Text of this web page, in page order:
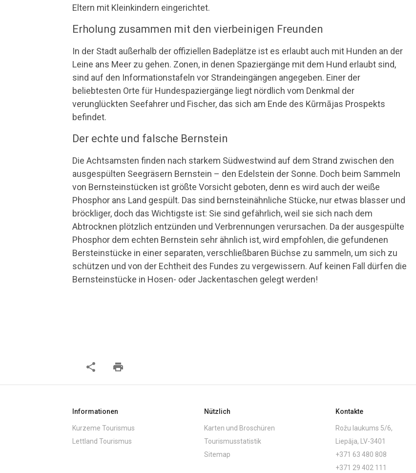
Eltern mit Kleinkindern eingerichtet.
Erholung zusammen mit den vierbeinigen Freunden
In der Stadt außerhalb der offiziellen Badeplätze ist es erlaubt auch mit Hunden an der
Leine ans Meer zu gehen. Zonen, in denen Spaziergänge mit dem Hund erlaubt sind,
sind auf den Informationstafeln vor Strandeingängen angegeben. Einer der
beliebtesten Orte für Hundespaziergänge liegt nördlich vom Denkmal der
verunglückten Seefahrer und Fischer, das sich am Ende des Kūrmājas Prospekts
befindet.
Der echte und falsche Bernstein
Die Achtsamsten finden nach starkem Südwestwind auf dem Strand zwischen den
ausgespülten Seegräsern Bernstein – den Edelstein der Sonne. Doch beim Sammeln
von Bernsteinstücken ist größte Vorsicht geboten, denn es wird auch der weiße
Phosphor ans Land gespült. Das sind bernsteinähnliche Stücke, nur etwas blasser und
bröckliger, doch das Wichtigste ist: Sie sind gefährlich, weil sie sich nach dem
Abtrocknen plötzlich entzünden und Verbrennungen verursachen. Da der ausgespülte
Phosphor dem echten Bernstein sehr ähnlich ist, wird empfohlen, die gefundenen
Bersteinstücke in einer separaten, verschließbaren Büchse zu sammeln, um sich zu
schützen und von der Echtheit des Fundes zu vergewissern. Auf keinen Fall dürfen die
Bernsteinstücke in Hosen- oder Jackentaschen gelegt werden!
share print
Informationen
Kurzeme Tourismus
Lettland Tourismus
Nützlich
Karten und Broschüren
Tourismusstatistik
Sitemap
Kontakte
Rožu laukums 5/6,
Liepāja, LV-3401
+371 63 480 808
+371 29 402 111